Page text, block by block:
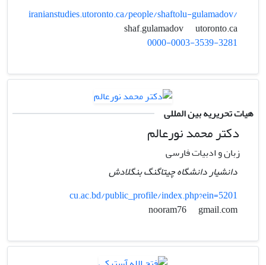
iranianstudies.utoronto.ca/people/shaftolu-gulamadov/
utoronto.ca
0000-0003-3539-3281
هیات تحریریه بین المللی
دکتر محمد نورعالم
زبان و ادبیات فارسی
دانشیار دانشگاه چیتاگنگ بنگلادش
cu.ac.bd/public_profile/index.php?ein=5201
gmail.com